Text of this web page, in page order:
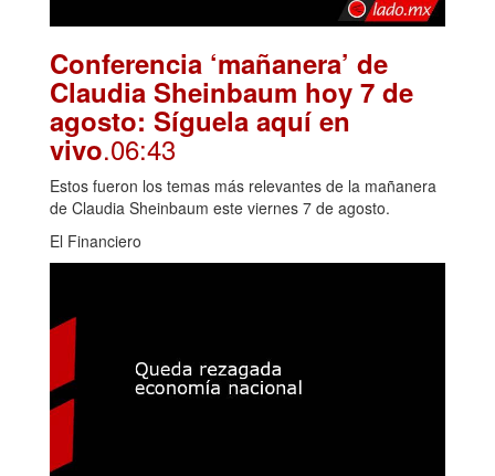
Conferencia ‘mañanera’ de
Claudia Sheinbaum hoy 7 de
agosto: Síguela aquí en
vivo.06:43
Estos fueron los temas más relevantes de la mañanera
de Claudia Sheinbaum este viernes 7 de agosto.
El Financiero